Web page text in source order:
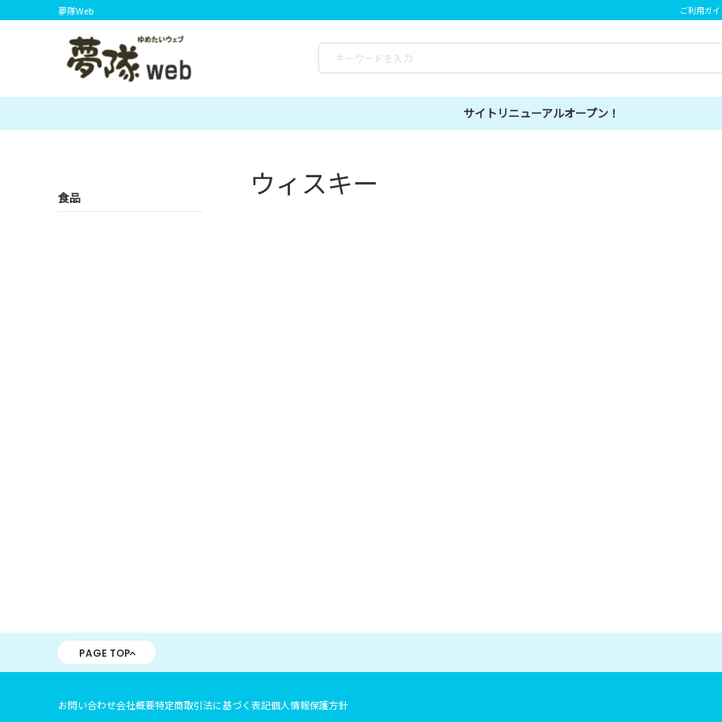
夢隊Web ご利用ガイ
サイトリニューアルオープン！
食品 ウィスキー
PAGE TOP
お問い合わせ会社概要特定商取引法に基づく表記個人情報保護方針